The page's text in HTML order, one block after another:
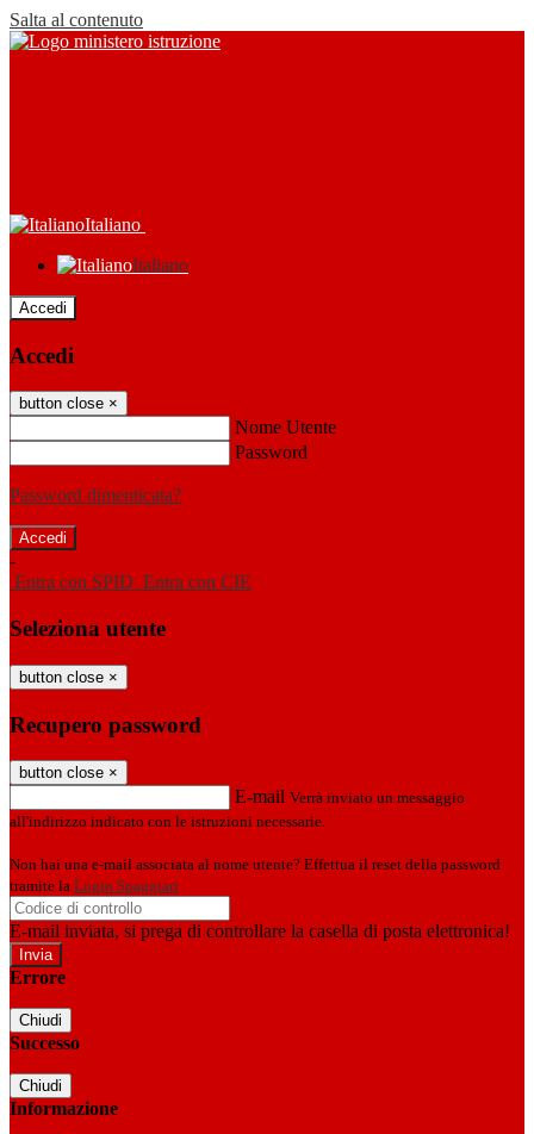
Salta al contenuto
Italiano
Italiano
Accedi
Accedi
button close ×
Nome Utente
Password
Password dimenticata?
-
Entra con SPID Entra con CIE
Seleziona utente
button close ×
Recupero password
button close ×
E-mail Verrà inviato un messaggio
all'indirizzo indicato con le istruzioni necessarie.
Non hai una e-mail associata al nome utente? Effettua il reset della password
tramite la Login Spaggiari
E-mail inviata, si prega di controllare la casella di posta elettronica!
Errore
Chiudi
Successo
Chiudi
Informazione